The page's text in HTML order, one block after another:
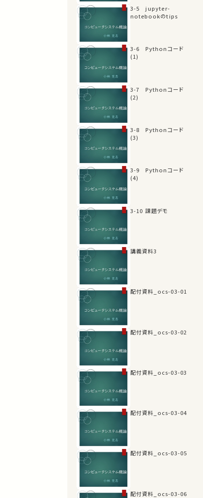
3-5 jupyter-
notebookのtips
3-6 Pythonコード
(1)
3-7 Pythonコード
(2)
3-8 Pythonコード
(3)
3-9 Pythonコード
(4)
3-10 課題デモ
講義資料3
配付資料_ocs-03-01
配付資料_ocs-03-02
配付資料_ocs-03-03
配付資料_ocs-03-04
配付資料_ocs-03-05
配付資料_ocs-03-06